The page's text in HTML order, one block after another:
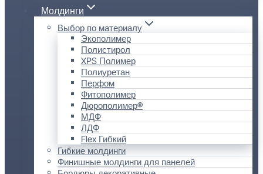
Молдинги
Выбор по материалу
Экополимер
Полистирол
XPS Полимер
Полиуретан
Перфом
Фитополимер
Дюрополимер®
МДФ
ЛДФ
Flex Гибкий
Гибкие молдинги
Финишные молдинги для панелей